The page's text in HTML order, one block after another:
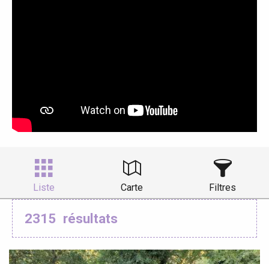
Liste Carte Filtres
2315 résultats